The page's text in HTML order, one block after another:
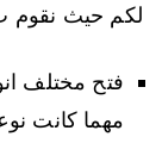
لكم حيث نقوم
فتح مختلف
مهما كانت